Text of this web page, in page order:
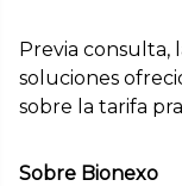
Previa consulta,
soluciones
sobre la tarifa
Sobre Bionexo